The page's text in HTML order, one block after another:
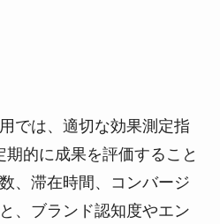
では、適切な効果測定指
的に成果を評価すること
、滞在時間、コンバージ
、ブランド認知度やエン